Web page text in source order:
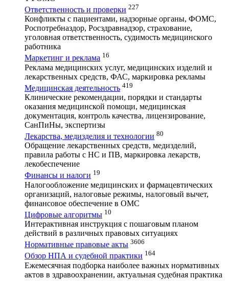
Ответственность и проверки 227
Конфликты с пациентами, надзорные органы, ФОМС,
Роспотребназдор, Росздравнадзор, страхование,
уголовная ответственность, судимость медицинского
работника
Маркетинг и реклама 16
Реклама медицинских услуг, медицинских изделий и
лекарственных средств, ФАС, маркировка рекламы
Медицинская деятельность 419
Клинические рекомендации, порядки и стандарты
оказания медицинской помощи, медицинская
документация, контроль качества, лицензирование,
СанПиНы, экспертизы
Лекарства, медизделия и технологии 80
Обращение лекарственных средств, медизделий,
правила работы с НС и ПВ, маркировка лекарств,
лекобеспечение
Финансы и налоги 19
Налогообложение медицинских и фармацевтических
организаций, налоговые режимы, налоговый вычет,
финансовое обеспечение в ОМС
Цифровые алгоритмы 10
Интерактивная инструкция с пошаговым планом
действий в различных правовых ситуациях
Нормативные правовые акты 3606
Обзор НПА и судебной практики 164
Ежемесячная подборка наиболее важных нормативных
актов в здравоохранении, актуальная судебная практика